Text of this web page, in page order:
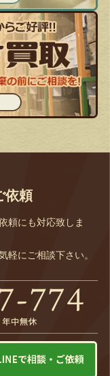
依頼
頼にも対応致しま
軽にご相談下さい。